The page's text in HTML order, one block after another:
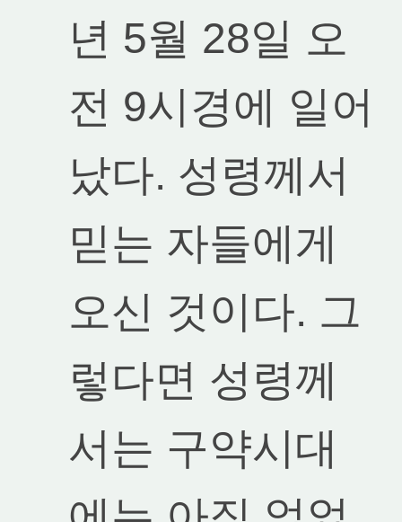
년 5월 28일 오
전 9시경에 일어
났다. 성령께서
믿는 자들에게
오신 것이다. 그
렇다면 성령께
서는 구약시대